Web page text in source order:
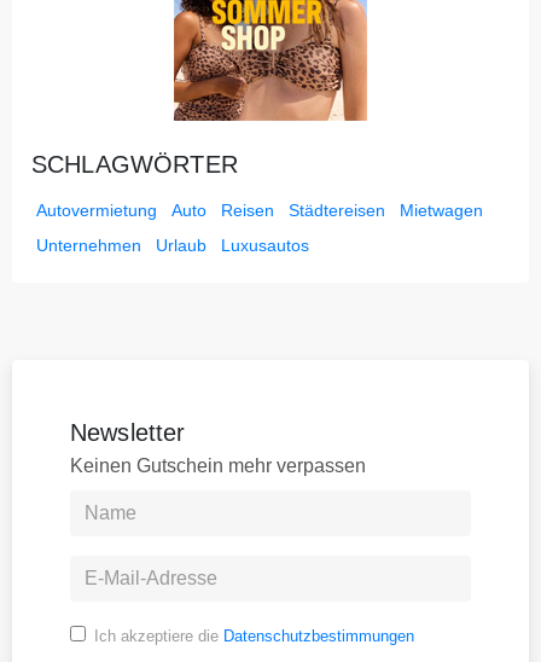
SCHLAGWÖRTER
Autovermietung Auto Reisen Städtereisen
Mietwagen
Unternehmen
Urlaub Luxusautos
Newsletter
Keinen Gutschein mehr verpassen
Ich akzeptiere die Datenschutzbestimmungen